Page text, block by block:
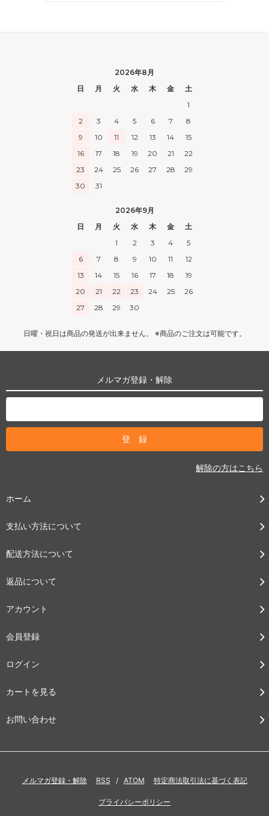
2026年8月
日
月 火 水 木 金
土
1
2
3 4 5 6 7
8
9
10 11 12 13 14
15
16
17 18 19 20 21
22
23
24 25 26 27 28
29
30
31
2026年9月
日
月 火 水 木 金
土
1
2 3 4
5
6
7 8 9 10 11
12
13
14 15 16 17 18
19
20
21 22 23 24 25
26
27
28 29 30
日曜・祝日は商品の発送が出来ません。 ※商品のご注文は可能です。
メルマガ登録・解除
解除の方はこちら
ホーム
支払い方法について
配送方法について
返品について
アカウント
会員登録
ログイン
カートを見る
お問い合わせ
メルマガ登録・解除 RSS / ATOM 特定商法取引法に基づく表記
プライバシーポリシー